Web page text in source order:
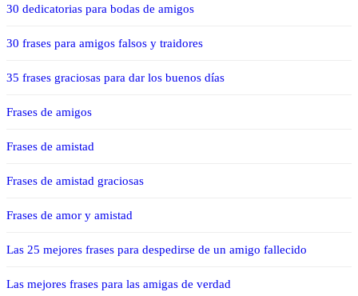
30 dedicatorias para bodas de amigos
30 frases para amigos falsos y traidores
35 frases graciosas para dar los buenos días
Frases de amigos
Frases de amistad
Frases de amistad graciosas
Frases de amor y amistad
Las 25 mejores frases para despedirse de un amigo fallecido
Las mejores frases para las amigas de verdad